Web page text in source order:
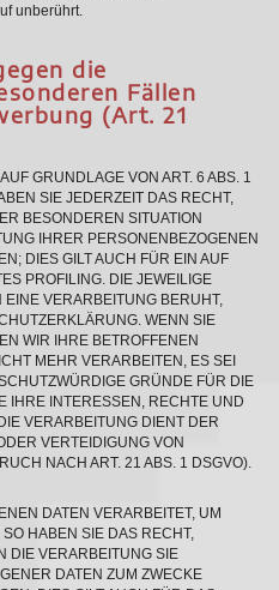
unberührt.
die
Fällen
(Art. 21
GRUNDLAGE VON ART. 6 ABS. 1
SIE JEDERZEIT DAS RECHT,
BESONDEREN SITUATION
IHRER PERSONENBEZOGENEN
DIES GILT AUCH FÜR EIN AUF
PROFILING. DIE JEWEILIGE
VERARBEITUNG BERUHT,
WENN SIE
WIR IHRE BETROFFENEN
MEHR VERARBEITEN, ES SEI
GRÜNDE FÜR DIE
IHRE INTERESSEN, RECHTE UND
VERARBEITUNG DIENT DER
VERTEIDIGUNG VON
NACH ART. 21 ABS. 1 DSGVO).
DATEN VERARBEITET, UM
HABEN SIE DAS RECHT,
DIE VERARBEITUNG SIE
DATEN ZUM ZWECKE